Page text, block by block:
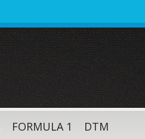
FORMULA 1 DTM